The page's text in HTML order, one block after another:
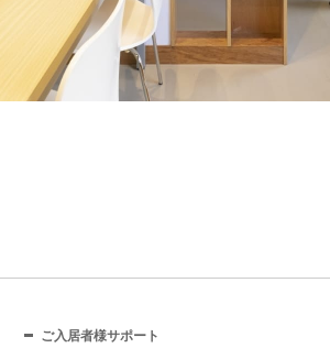
ご入居者様サポート